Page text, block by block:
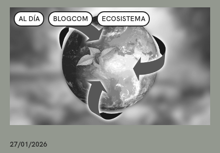
AL DÍA BLOGCOM ECOSISTEMA
27/01/2026